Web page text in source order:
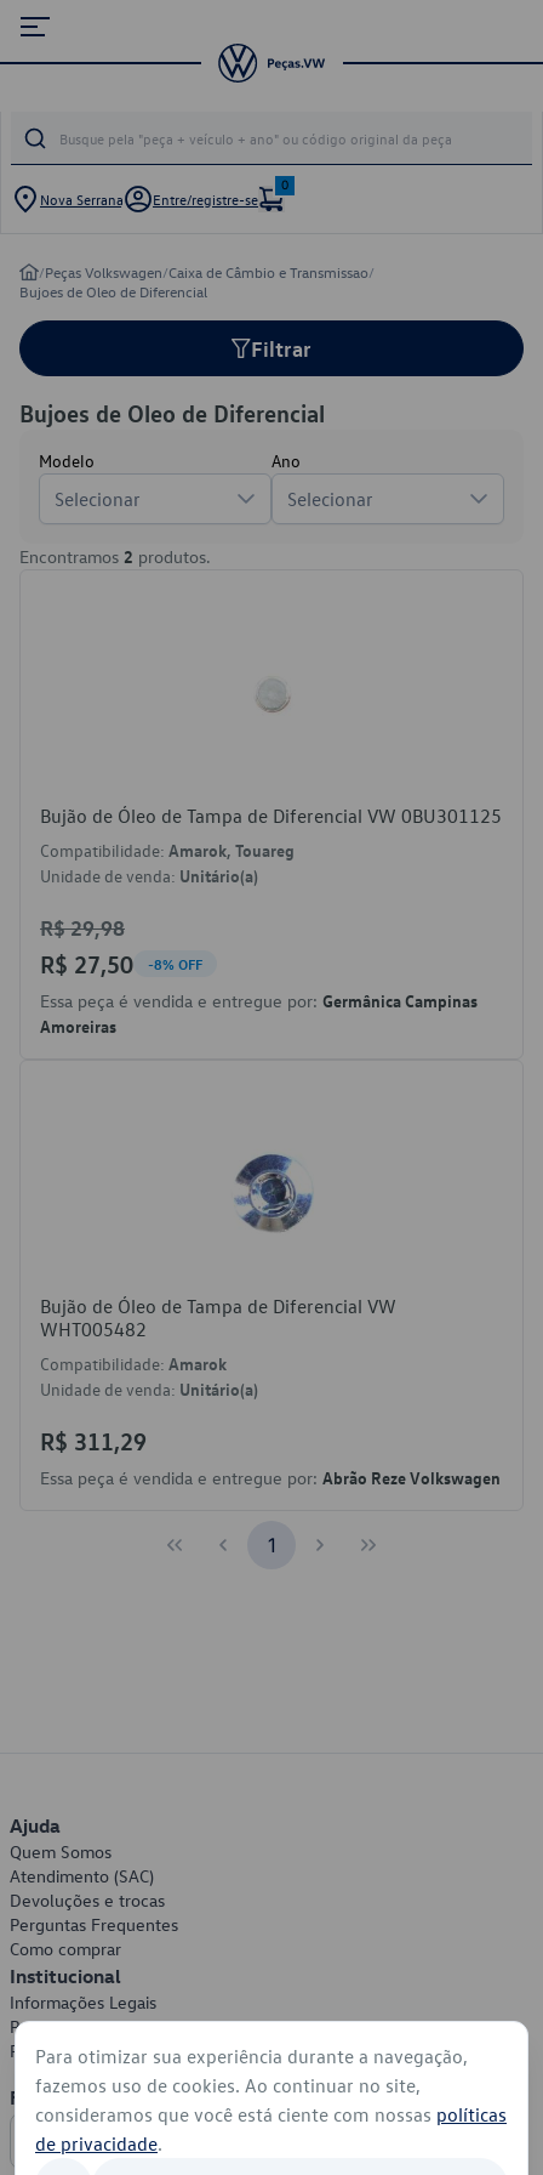
Nova Serrana Entre/registre-se
0
/Peças Volkswagen/Caixa de Câmbio e Transmissao/
Bujoes de Oleo de Diferencial
Filtrar
Bujoes de Oleo de Diferencial
Modelo
Selecionar
Ano
Selecionar
Encontramos 2 produtos.
Bujão de Óleo de Tampa de Diferencial VW 0BU301125
Compatibilidade: Amarok, Touareg
Unidade de venda: Unitário(a)
R$ 29,98
R$ 27,50 -8% OFF
Essa peça é vendida e entregue por: Germânica Campinas
Amoreiras
Bujão de Óleo de Tampa de Diferencial VW
WHT005482
Compatibilidade: Amarok
Unidade de venda: Unitário(a)
R$ 311,29
Essa peça é vendida e entregue por: Abrão Reze Volkswagen
1
Ajuda
Quem Somos
Atendimento (SAC)
Devoluções e trocas
Perguntas Frequentes
Como comprar
Institucional
Informações Legais
Política de Privacidade
Política de Cookies
Formas de Pagamento
Para otimizar sua experiência durante a navegação,
fazemos uso de cookies. Ao continuar no site,
consideramos que você está ciente com nossas políticas
de privacidade.